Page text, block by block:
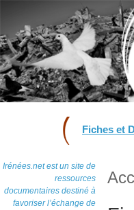
Fiches et
Irénées.net est un site de
ressources
documentaires destiné à
favoriser l’échange de